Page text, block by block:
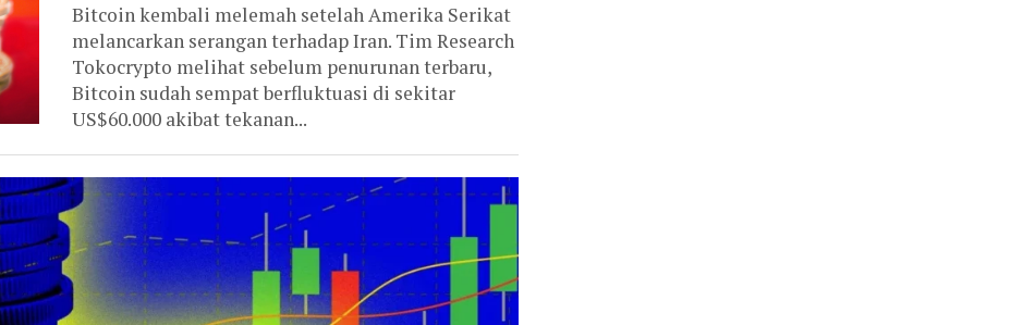
Bitcoin kembali melemah setelah Amerika Serikat
melancarkan serangan terhadap Iran. Tim Research
Tokocrypto melihat sebelum penurunan terbaru,
Bitcoin sudah sempat berfluktuasi di sekitar
US$60.000 akibat tekanan...